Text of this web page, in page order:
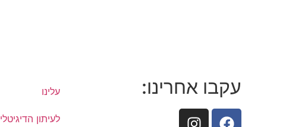
עקבו אחרינו: עלינו
לעיתון הדיגיטלי